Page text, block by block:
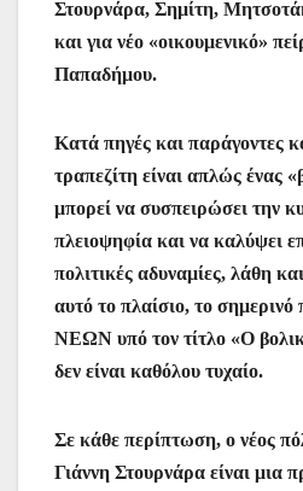
Στουρνάρα, Σημίτη,
και για νέο «οικουμενικό»
Παπαδήμου.
Κατά πηγές και παράγοντες
τραπεζίτη είναι απλώς ένας
μπορεί να συσπειρώσει την
πλειοψηφία και να καλύψει
πολιτικές αδυναμίες, λάθη
αυτό το πλαίσιο, το
ΝΕΩΝ υπό τον τίτλο «Ο
δεν είναι καθόλου τυχαίο.
Σε κάθε περίπτωση, ο νέος
Γιάννη Στουρνάρα είναι μια